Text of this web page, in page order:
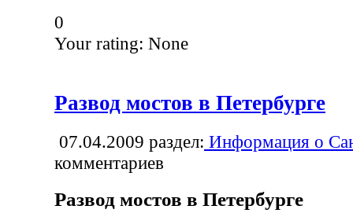
0
Your rating: None
Развод мостов в Петербурге
07.04.2009 раздел: Информация о
комментариев
Развод мостов в Петербурге